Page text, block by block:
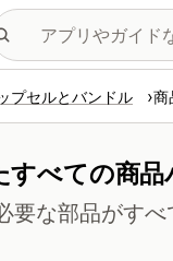
プセルとバンドル 商
すべての商品
要な部品がす